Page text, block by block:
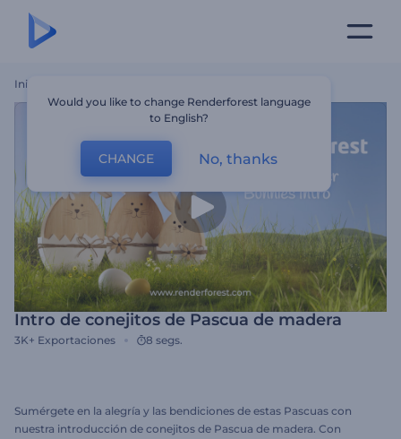
Inicio
Intro de conejitos de Pascua de madera
3K+ Exportaciones 8 segs.
Sumérgete en la alegría y las bendiciones de estas Pascuas con
nuestra introducción de conejitos de Pascua de madera. Con
Would you like to change Renderforest language
to English?
CHANGE No, thanks